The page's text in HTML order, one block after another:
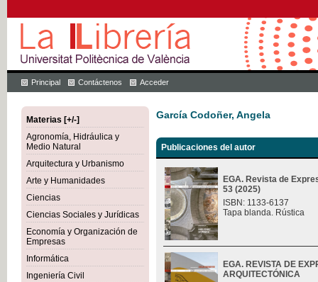
Principal Contáctenos Acceder
Materias [+/-]
Agronomía, Hidráulica y
Medio Natural
Arquitectura y Urbanismo
Arte y Humanidades
Ciencias
Ciencias Sociales y Jurídicas
Economía y Organización de
Empresas
Informática
Ingeniería Civil
García Codoñer, Angela
Publicaciones del autor
EGA. Revista de
53 (2025)
ISBN: 1133-6137
Tapa blanda. Rústica
EGA. REVISTA DE
ARQUITECTÓNICA